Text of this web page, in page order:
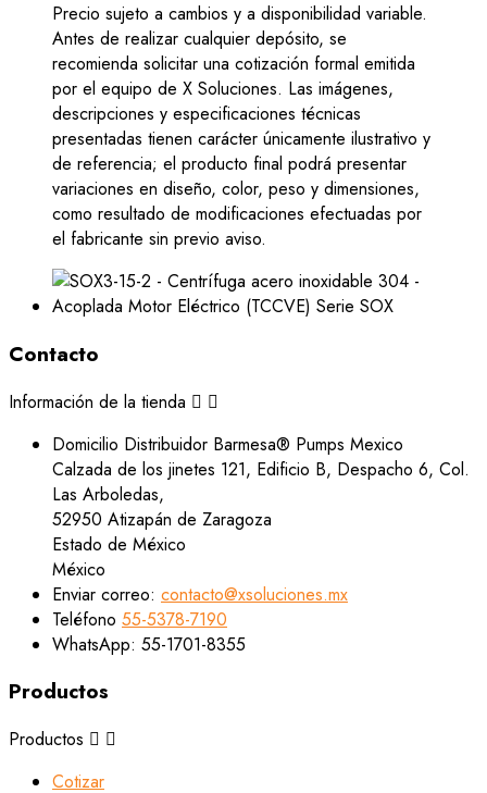
Precio sujeto a cambios y a disponibilidad variable.
Antes de realizar cualquier depósito, se
recomienda solicitar una cotización formal emitida
por el equipo de X Soluciones. Las imágenes,
descripciones y especificaciones técnicas
presentadas tienen carácter únicamente ilustrativo y
de referencia; el producto final podrá presentar
variaciones en diseño, color, peso y dimensiones,
como resultado de modificaciones efectuadas por
el fabricante sin previo aviso.
Contacto
Información de la tienda  
Domicilio Distribuidor Barmesa® Pumps Mexico
Calzada de los jinetes 121, Edificio B, Despacho 6, Col.
Las Arboledas,
52950 Atizapán de Zaragoza
Estado de México
México
Enviar correo: contacto@xsoluciones.mx
Teléfono 55-5378-7190
WhatsApp: 55-1701-8355
Productos
Productos  
Cotizar